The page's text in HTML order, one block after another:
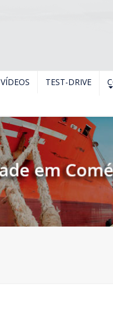
VÍDEOS TEST-DRIVE